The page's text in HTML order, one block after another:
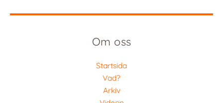
Om oss
Startsida
Vad?
Arkiv